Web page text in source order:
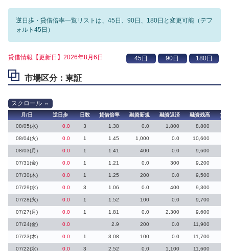
逆日歩・貸借倍率一覧リストは、45日、90日、180日と変更可能（デフ
ォルト45日）
貸借情報【更新日】2026年8月6日
市場区分：東証
月/日 逆日歩 日数 貸借倍率 融資新規 融資返済 融資残高
貸
08/05(水)
0.0 3 1.38 0.0 1,800 8,800
08/04(火) 0.0 1 1.45 1,000 0.0 10,600
08/03(月) 0.0 1 1.41 400 0.0 9,600
07/31(金) 0.0 1 1.21 0.0 300 9,200
07/30(木) 0.0 1 1.25 200 0.0 9,500
07/29(水) 0.0 3 1.06 0.0 400 9,300
07/28(火) 0.0 1 1.52 100 0.0 9,700
07/27(月) 0.0 1 1.81 0.0 2,300 9,600
07/24(金) 0.0 2.9 200 0.0 11,900
07/23(木) 0.0 1 3.08 100 0.0 11,700
07/22(水) 0.0 3 2.52 0.0 1,100 11,600